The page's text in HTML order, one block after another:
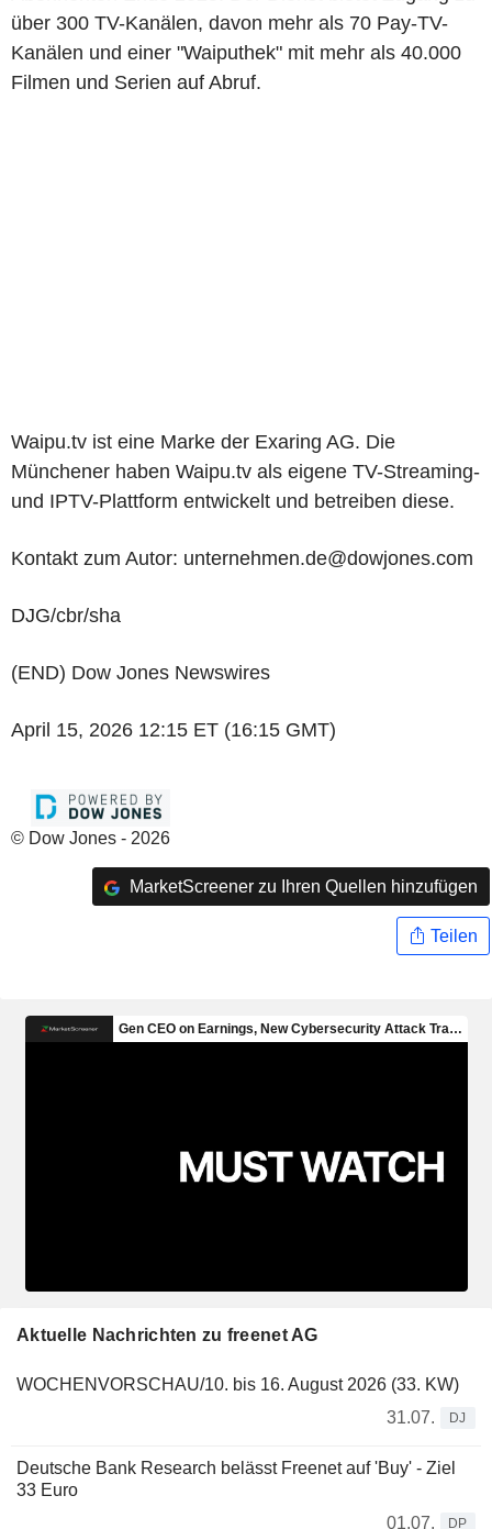
über 300 TV-Kanälen, davon mehr als 70 Pay-TV-
Kanälen und einer "Waiputhek" mit mehr als 40.000
Filmen und Serien auf Abruf.
Waipu.tv ist eine Marke der Exaring AG. Die
Münchener haben Waipu.tv als eigene TV-Streaming-
und IPTV-Plattform entwickelt und betreiben diese.
Kontakt zum Autor: unternehmen.de@dowjones.com
DJG/cbr/sha
(END) Dow Jones Newswires
April 15, 2026 12:15 ET (16:15 GMT)
© Dow Jones - 2026
MarketScreener zu Ihren Quellen hinzufügen
Teilen
Aktuelle Nachrichten zu freenet AG
WOCHENVORSCHAU/10. bis 16. August 2026 (33. KW)
31.07.
DJ
Deutsche Bank Research belässt Freenet auf 'Buy' - Ziel
33 Euro
01.07.
DP